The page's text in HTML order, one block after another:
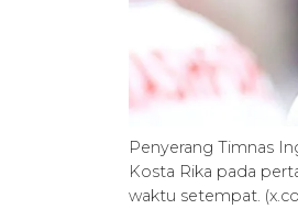
Penyerang Timnas
Kosta Rika pada
waktu setempat.